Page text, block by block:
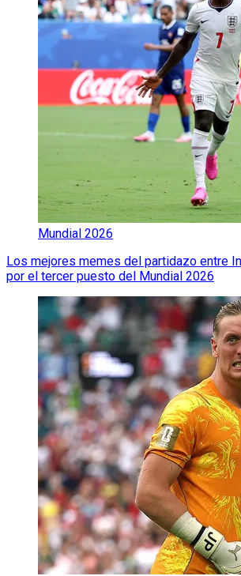
Mundial 2026
Los mejores memes del partidazo entre
por el tercer puesto del Mundial 2026